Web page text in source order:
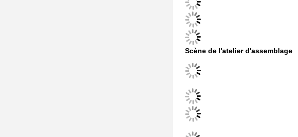
Scène de l'atelier d'assemblage